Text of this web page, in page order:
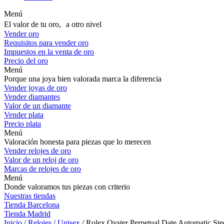
Menú
El valor de tu oro, a otro nivel
Vender oro
Requisitos para vender oro
Impuestos en la venta de oro
Precio del oro
Menú
Porque una joya bien valorada marca la diferencia
Vender joyas de oro
Vender diamantes
Valor de un diamante
Vender plata
Precio plata
Menú
Valoración honesta para piezas que lo merecen
Vender relojes de oro
Valor de un reloj de oro
Marcas de relojes de oro
Menú
Donde valoramos tus piezas con criterio
Nuestras tiendas
Tienda Barcelona
Tienda Madrid